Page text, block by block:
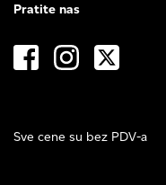
Sve cene su bez PDV-a
Pratite nas